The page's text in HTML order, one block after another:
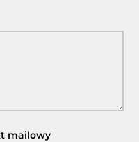
mailowy